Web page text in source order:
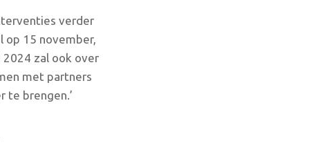
verder
op 15 november,
zal ook over
met partners
te brengen.’